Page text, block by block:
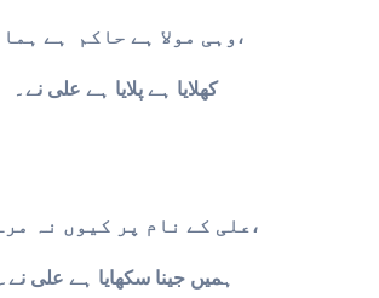
وہی مولا ہے حاکم ہے ہمارے،
کھلایا ہے پلایا ہے علی نے۔
علی کے نام پر کیوں نہ مرے ہم،
ہمیں جینا سکھایا ہے علی نے۔